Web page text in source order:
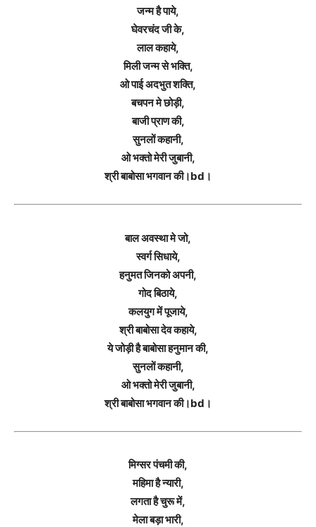
जन्म है पाये,
घेवरचंद जी के,
लाल कहाये,
मिली जन्म से भक्ति,
ओ पाई अदभुत शक्ति,
बचपन मे छोड़ी,
बाजी प्राण की,
सुनलों कहानी,
ओ भक्तो मेरी जुबानी,
श्री बाबोसा भगवान की।bd।
बाल अवस्था मे जो,
स्वर्ग सिधाये,
हनुमत जिनको अपनी,
गोद बिठाये,
कलयुग में पूजाये,
श्री बाबोसा देव कहाये,
ये जोड़ी है बाबोसा हनुमान की,
सुनलों कहानी,
ओ भक्तो मेरी जुबानी,
श्री बाबोसा भगवान की।bd।
मिग्सर पंचमी की,
महिमा है न्यारी,
लगता है चुरू में,
मेला बड़ा भारी,